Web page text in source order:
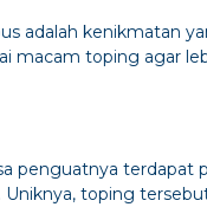
adalah kenikmatan
macam toping agar
penguatnya
toping